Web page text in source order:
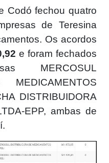
Codó fechou quatro
de Teresina
Os acordos
e foram fechados
MERCOSUL
DISTRIBUIDORA
EPP, ambas de